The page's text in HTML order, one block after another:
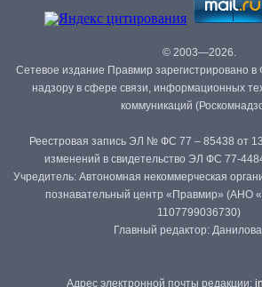
© 2003—2026.
Сетевое издание Правмир зарегистрировано
надзору в сфере связи, информационных
коммуникаций
Реестровая запись ЭЛ № ФС 77 – 85438 от
изменений в свидетельство ЭЛ ФС 77-
Учредитель: Автономная некоммерческая
познавательный центр «Правмир» (АНО
1107799036730)
Главный редактор:
Адрес электронной почты редакции: